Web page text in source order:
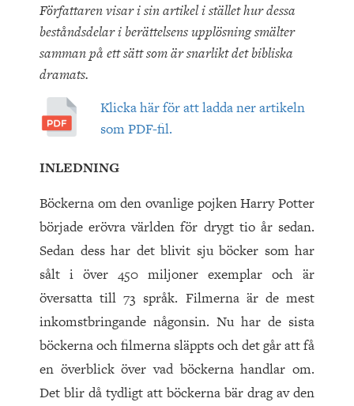
Författaren visar i sin artikel i stället hur dessa
beståndsdelar i berättelsens upplösning smälter
samman på ett sätt som är snarlikt det bibliska
dramats.
Klicka här för att ladda ner artikeln
som PDF-fil.
INLEDNING
Böckerna om den ovanlige pojken Harry Potter
började erövra världen för drygt tio år sedan.
Sedan dess har det blivit sju böcker som har
sålt i över 450 miljoner exemplar och är
översatta till 73 språk. Filmerna är de mest
inkomstbringande någonsin. Nu har de sista
böckerna och filmerna släppts och det går att få
en överblick över vad böckerna handlar om.
Det blir då tydligt att böckerna bär drag av den